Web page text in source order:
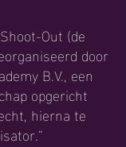
Out (de
door
B.V., een
opgericht
hierna te